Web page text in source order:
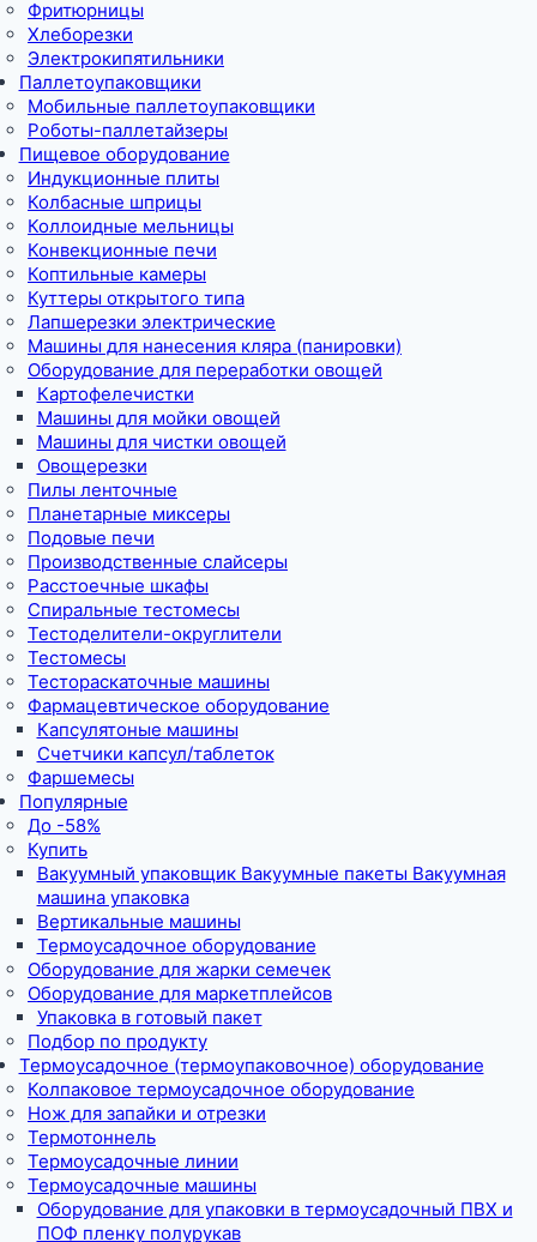
Фритюрницы
Хлеборезки
Электрокипятильники
Паллетоупаковщики
Мобильные паллетоупаковщики
Роботы-паллетайзеры
Пищевое оборудование
Индукционные плиты
Колбасные шприцы
Коллоидные мельницы
Конвекционные печи
Коптильные камеры
Куттеры открытого типа
Лапшерезки электрические
Машины для нанесения кляра (панировки)
Оборудование для переработки овощей
Картофелечистки
Машины для мойки овощей
Машины для чистки овощей
Овощерезки
Пилы ленточные
Планетарные миксеры
Подовые печи
Производственные слайсеры
Расстоечные шкафы
Спиральные тестомесы
Тестоделители-округлители
Тестомесы
Тестораскаточные машины
Фармацевтическое оборудование
Капсулятоные машины
Счетчики капсул/таблеток
Фаршемесы
Популярные
До -58%
Купить
Вакуумный упаковщик Вакуумные пакеты Вакуумная
машина упаковка
Вертикальные машины
Термоусадочное оборудование
Оборудование для жарки семечек
Оборудование для маркетплейсов
Упаковка в готовый пакет
Подбор по продукту
Термоусадочное (термоупаковочное) оборудование
Колпаковое термоусадочное оборудование
Нож для запайки и отрезки
Термотоннель
Термоусадочные линии
Термоусадочные машины
Оборудование для упаковки в термоусадочный ПВХ и
ПОФ пленку полурукав